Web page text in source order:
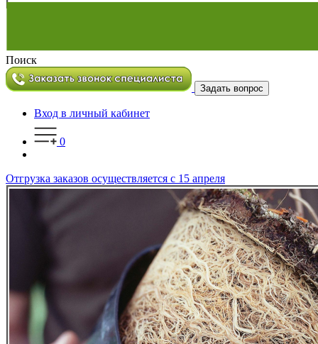
Поиск
Задать вопрос
Вход в личный кабинет
0
Отгрузка заказов осуществляется с 15 апреля